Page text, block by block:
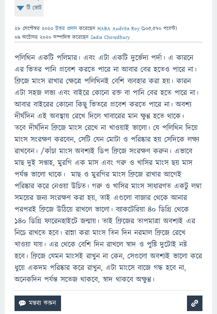
টি ভোট
28 সেপ্টেম্বর 2020 উত্তর প্রদান করেছেন HABA Audrita Roy (105,570 পয়েন্ট)
09 অক্টোবর 2020 সম্পাদিত করেছেন Sadia Chowdhury
পলিথিন একটি পলিমার। এবং এটা একটি দুর্ভেদ্য পর্দা। এ কারনে
এর ভিতর পানি প্রবেশ করতে পারে না আবার বের হতেও পারে না।
ফ্রিজে মাংস রাখার ক্ষেত্রে পলিথিনই বেশি ব্যবহার করা হয়। কারন
এটা সহজ লভ্য এবং বাইরে কোনো রক্ত বা পানি বের হতে পারে না।
আবার বাইরের কোনো কিছু ভিতরে প্রবেশ করতে পারে না। অবশ্য
দীর্ঘদিন এই অবস্থায় রেখে দিলে খাবারের মান ক্ষুণ্ণ হতে থাকে।
তবে দীর্ঘদিন ফ্রিজে মাংস রেখে না খাওয়াই ভালো। যে পলিথিন দিয়ে
মাংস সংরক্ষণ করবেন, সেটি যেন মোটা ও পরিষ্কার হয় সেদিকে লক্ষ্য
রাখবেন। /কাঁচা মাংস অবশ্যই ডিপ ফ্রিজে সংরক্ষণ করুন। এভাবে
মাছ দুই সপ্তাহ, মুরগি এক মাস এবং গরু ও খাসির মাংস ছয় মাস
পর্যন্ত ভালো থাকে। মাছ ও মুরগির মাংস ফ্রিজে রাখার আগেই
পরিষ্কার করে নেওয়া উচিত। গরু ও খাসির মাংস সাধারণত একটু লম্বা
সময়ের জন্য সংরক্ষণ করা হয়, তাই এগুলো বাজার থেকে আনার
পরপরই ফ্রিজে উঠিয়ে রাখলে ভালো। ব্যাকটেরিয়া ৪০ ডিগ্রি থেকে
১৪০ ডিগ্রি ফারেনহাইটে জন্মায়। তাই ফ্রিজের তাপমাত্রা অবশ্যই এর
নিচে রাখতে হবে। রান্না করা মাংস তিন দিন নরমাল ফ্রিজে রেখে
খাওয়া যায়। এর থেকে বেশি দিন রাখলে স্বাদ ও পুষ্টি দুটোই নষ্ট
হবে। ফ্রিজে যেমন মাংসই রাখুন না কেন, সেগুলো অবশ্যই ভালো করে
ধুয়ে একদম পরিষ্কার করে রাখুন, এটা মাংসে বাজে গন্ধ হবে না,
অনেকদিন পর্যন্ত সতেজ থাকবে, স্বাদ থাকবে অক্ষুণ্ণ।